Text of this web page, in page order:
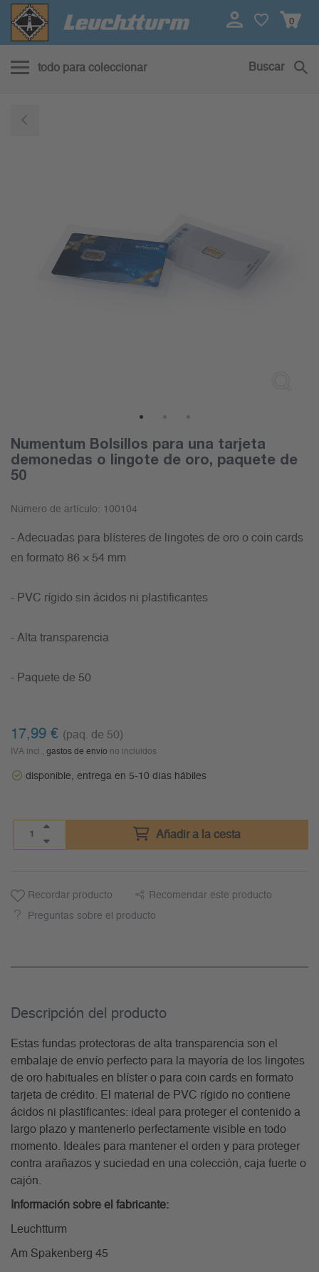
0
todo para coleccionar Buscar
Numentum Bolsillos para una tarjeta
demonedas o lingote de oro, paquete de
50
Número de artículo: 100104
- Adecuadas para blísteres de lingotes de oro o coin cards
en formato 86 × 54 mm
- PVC rígido sin ácidos ni plastificantes
- Alta transparencia
- Paquete de 50
17,99 € (paq. de 50)
IVA incl., gastos de envío no incluidos
disponible, entrega en 5-10 días hábiles
Añadir a la cesta
Recordar producto Recomendar este producto
Preguntas sobre el producto
Descripción del producto
Estas fundas protectoras de alta transparencia son el
embalaje de envío perfecto para la mayoría de los lingotes
de oro habituales en blíster o para coin cards en formato
tarjeta de crédito. El material de PVC rígido no contiene
ácidos ni plastificantes: ideal para proteger el contenido a
largo plazo y mantenerlo perfectamente visible en todo
momento. Ideales para mantener el orden y para proteger
contra arañazos y suciedad en una colección, caja fuerte o
cajón.
Información sobre el fabricante:
Leuchtturm
Am Spakenberg 45